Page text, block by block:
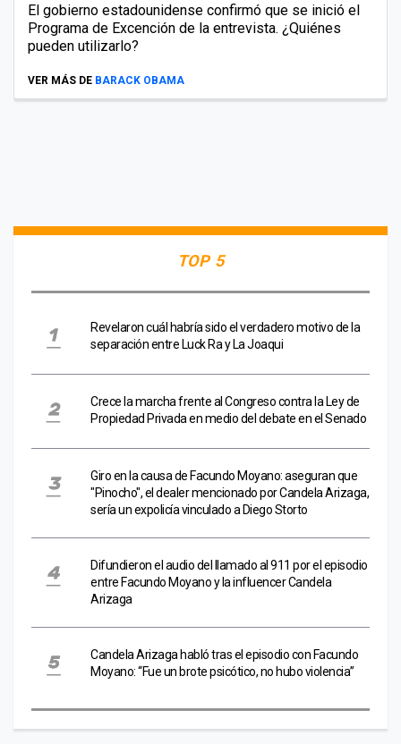
El gobierno estadounidense confirmó que se inició el
Programa de Excención de la entrevista. ¿Quiénes
pueden utilizarlo?
VER MÁS DE BARACK OBAMA
TOP 5
Revelaron cuál habría sido el verdadero motivo de la
separación entre Luck Ra y La Joaqui
Crece la marcha frente al Congreso contra la Ley de
Propiedad Privada en medio del debate en el Senado
Giro en la causa de Facundo Moyano: aseguran que
"Pinocho", el dealer mencionado por Candela Arizaga,
sería un expolicía vinculado a Diego Storto
Difundieron el audio del llamado al 911 por el episodio
entre Facundo Moyano y la influencer Candela
Arizaga
Candela Arizaga habló tras el episodio con Facundo
Moyano: “Fue un brote psicótico, no hubo violencia”